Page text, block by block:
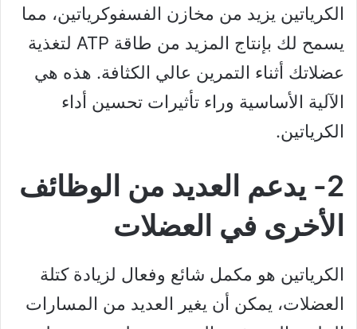
الكرياتين يزيد من مخازن الفسفوكرياتين، مما
يسمح لك بإنتاج المزيد من طاقة ATP لتغذية
عضلاتك أثناء التمرين عالي الكثافة. هذه هي
الآلية الأساسية وراء تأثيرات تحسين أداء
الكرياتين.
2- يدعم العديد من الوظائف
الأخرى في العضلات
الكرياتين هو مكمل شائع وفعال لزيادة كتلة
العضلات، يمكن أن يغير العديد من المسارات